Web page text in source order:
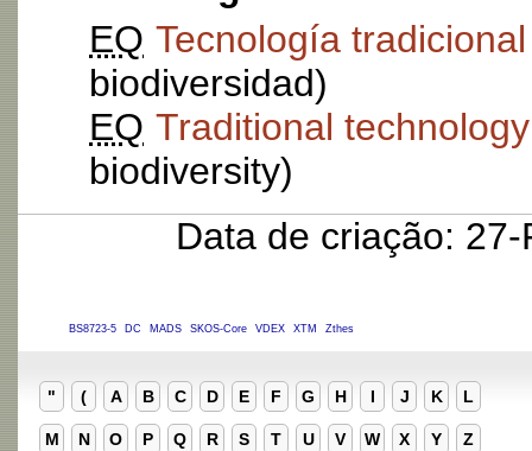
EQ Tecnología tradicional
biodiversidad)
EQ Traditional technology
biodiversity)
Data de criação:
BS8723-5 DC MADS SKOS-Core VDEX XTM Zthes
" ( A B C D E F G H I J K L
M N O P Q R S T U V W X Y Z